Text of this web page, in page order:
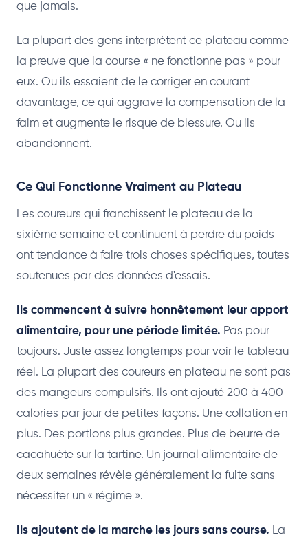
que jamais.
La plupart des gens interprètent ce plateau comme
la preuve que la course « ne fonctionne pas » pour
eux. Ou ils essaient de le corriger en courant
davantage, ce qui aggrave la compensation de la
faim et augmente le risque de blessure. Ou ils
abandonnent.
Ce Qui Fonctionne Vraiment au Plateau
Les coureurs qui franchissent le plateau de la
sixième semaine et continuent à perdre du poids
ont tendance à faire trois choses spécifiques, toutes
soutenues par des données d'essais.
Ils commencent à suivre honnêtement leur apport
alimentaire, pour une période limitée. Pas pour
toujours. Juste assez longtemps pour voir le tableau
réel. La plupart des coureurs en plateau ne sont pas
des mangeurs compulsifs. Ils ont ajouté 200 à 400
calories par jour de petites façons. Une collation en
plus. Des portions plus grandes. Plus de beurre de
cacahuète sur la tartine. Un journal alimentaire de
deux semaines révèle généralement la fuite sans
nécessiter un « régime ».
Ils ajoutent de la marche les jours sans course. La